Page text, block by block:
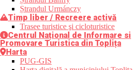
Ștrandul Urmánczy
Timp liber / Recreere activă
Trasee turistice şi cicloturistice
Centrul Național de Informare si
Promovare Turistica din Toplița
Harta
PUG-GIS